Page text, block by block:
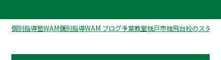
個別指導塾WAM個別指導WAM ブログ千葉教室松戸市松飛台校のスタッ